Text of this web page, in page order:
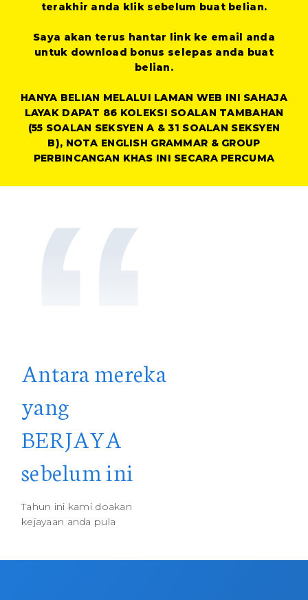
terakhir anda klik sebelum buat belian.
Saya akan terus hantar link ke email anda
untuk download bonus selepas anda buat
belian.
HANYA BELIAN MELALUI LAMAN WEB INI SAHAJA
LAYAK DAPAT 86 KOLEKSI SOALAN TAMBAHAN
(55 SOALAN SEKSYEN A & 31 SOALAN SEKSYEN
B), NOTA ENGLISH GRAMMAR & GROUP
PERBINCANGAN KHAS INI SECARA PERCUMA
“
Antara mereka
yang
BERJAYA
sebelum ini
Tahun ini kami doakan
kejayaan anda pula